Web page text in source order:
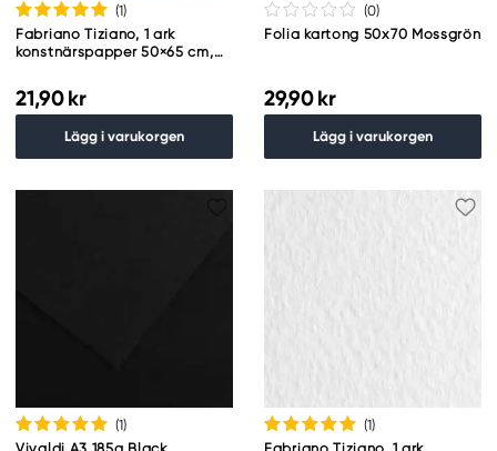
(1)
Fabriano Tiziano, 1 ark
konstnärspapper 50×65 cm,
21,90 kr
Lägg i varukorgen
(0)
Folia kartong 50x70 Mossgrön
29,90 kr
Lägg i varukorgen
(1)
Vivaldi A3 185g Black
(1)
Fabriano Tiziano, 1 ark